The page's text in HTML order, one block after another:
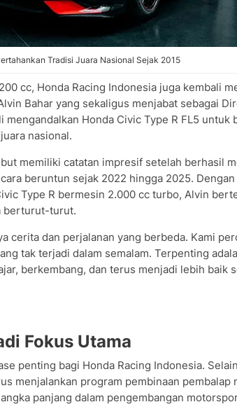
Tradisi Juara Nasional Sejak 2015
cc, Honda Racing Indonesia juga kembali
Bahar yang sekaligus menjabat sebagai
mengandalkan Honda Civic Type R FL5 untuk
nasional.
memiliki catatan impresif setelah berhasil
beruntun sejak 2022 hingga 2025.
Type R bermesin 2.000 cc turbo, Alvin
berturut-turut.
cerita dan perjalanan yang berbeda. Kami
tak terjadi dalam semalam. Terpenting
berkembang, dan terus menjadi lebih baik
Fokus Utama
penting bagi Honda Racing Indonesia.
menjalankan program pembinaan pembalap
panjang dalam pengembangan